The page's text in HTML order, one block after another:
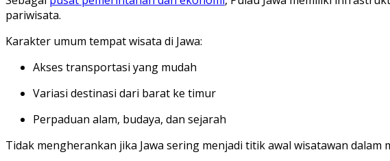
pariwisata.
Karakter umum tempat wisata di Jawa:
Akses transportasi yang mudah
Variasi destinasi dari barat ke timur
Perpaduan alam, budaya, dan sejarah
Tidak mengherankan jika Jawa sering menjadi titik awal wisatawan dalam